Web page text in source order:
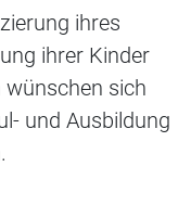
ihres
ihrer Kinder
wünschen sich
und Ausbildung